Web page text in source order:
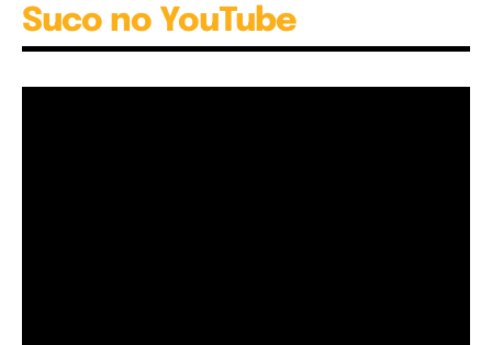
Suco no YouTube